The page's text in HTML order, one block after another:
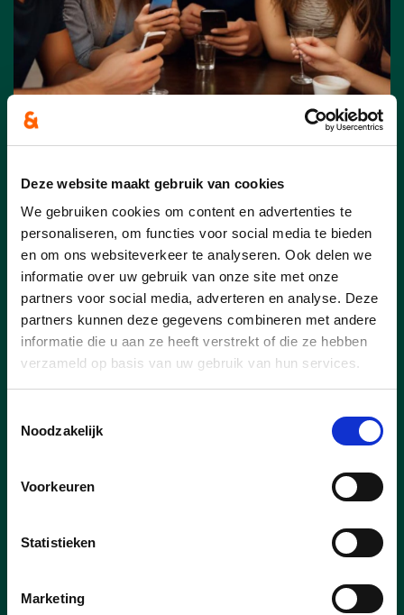
Deze website maakt gebruik van cookies
We gebruiken cookies om content en advertenties te
personaliseren, om functies voor social media te bieden
en om ons websiteverkeer te analyseren. Ook delen we
informatie over uw gebruik van onze site met onze
partners voor social media, adverteren en analyse. Deze
partners kunnen deze gegevens combineren met andere
informatie die u aan ze heeft verstrekt of die ze hebben
verzameld op basis van uw gebruik van hun services.
Noodzakelijk
Voorkeuren
Statistieken
Marketing
Meer respect voor geld
Meer respect voor geld